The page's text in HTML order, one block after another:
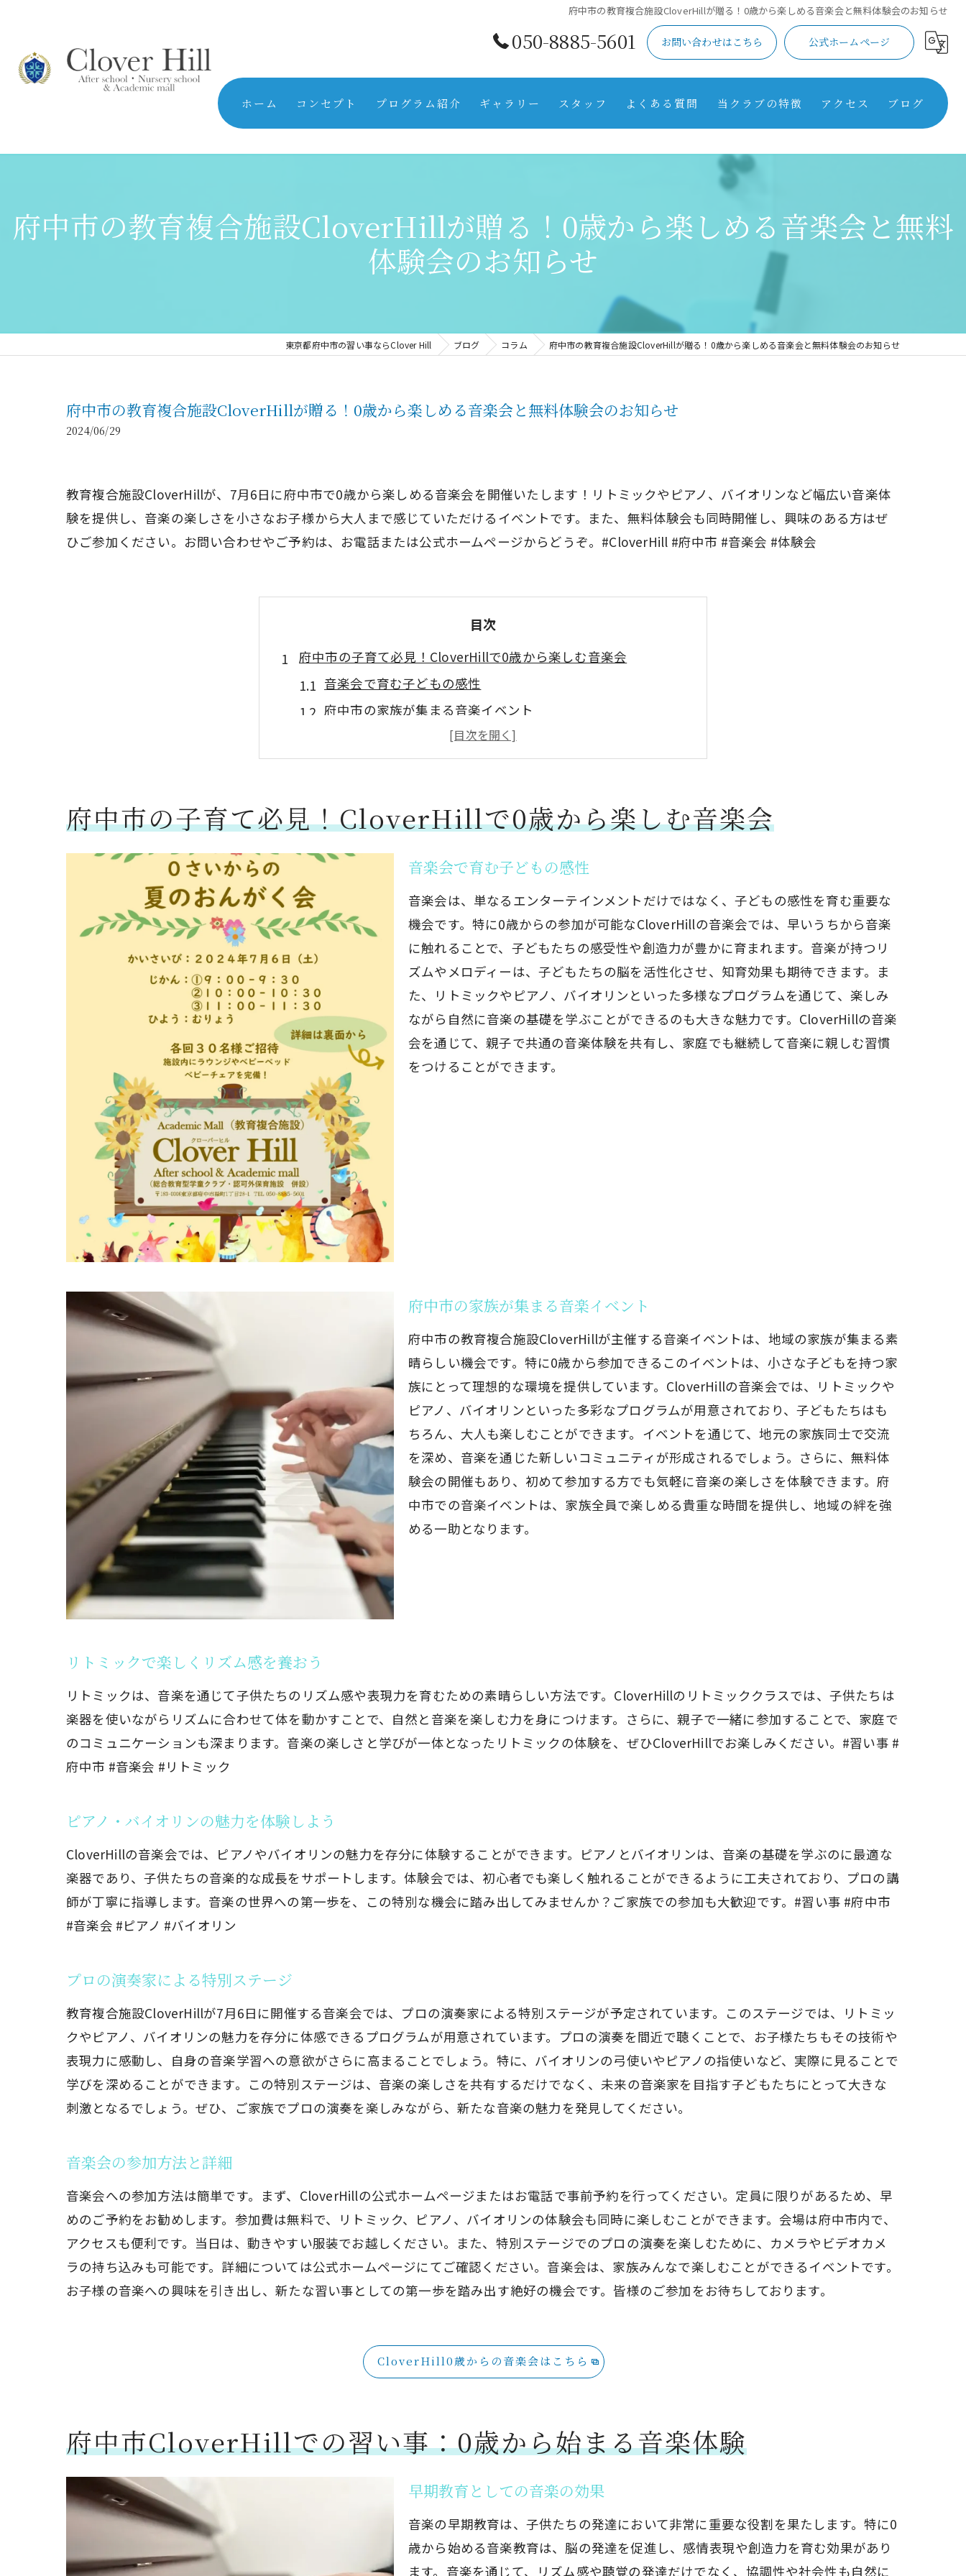
府中市の教育複合施設CloverHillが贈る！0歳から楽しめる音楽会と無料体験会のお知らせ
050-8885-5601 お問い合わせはこちら 公式ホームページ
ホーム コンセプト プログラム紹介 ギャラリー スタッフ よくある質問 当クラブの特徴
スポーツ
アクセス ブログ
府中市の教育複合施設CloverHillが贈る！0歳から楽しめる音楽会と無料
体験会のお知らせ
東京都府中市の習い事ならClover Hill ブログ コラム 府中市の教育複合施設CloverHillが贈る！0歳から楽しめる音楽会と無料体験会のお知らせ
府中市の教育複合施設CloverHillが贈る！0歳から楽しめる音楽会と無料体験会のお知らせ
2024/06/29
教育複合施設CloverHillが、7月6日に府中市で0歳から楽しめる音楽会を開催いたします！リトミックやピアノ、バイオリンなど幅広い音楽体
験を提供し、音楽の楽しさを小さなお子様から大人まで感じていただけるイベントです。また、無料体験会も同時開催し、興味のある方はぜ
ひご参加ください。お問い合わせやご予約は、お電話または公式ホームページからどうぞ。#CloverHill #府中市 #音楽会 #体験会
目次
府中市の子育て必見！CloverHillで0歳から楽しむ音楽会
音楽会で育む子どもの感性
府中市の家族が集まる音楽イベント
リトミックで楽しくリズム感を養おう
ピアノ・バイオリンの魅力を体験しよう
音楽会の参加方法と詳細
早期教育としての音楽の効果
CloverHillのリトミックプログラム
ピアノレッスンの初歩を学ぶ
バイオリンに触れる初めての機会
家族で楽しむ音楽教育
習い事を通じて広がる友達の輪
CloverHillが贈る！府中市で0歳からの音楽会と習い事体験
イベントの目玉！リトミックとその魅力
ピアノ・バイオリンを始めるベストな時期
CloverHillの講師陣紹介
無料体験会での特典
イベントスケジュールと参加方法
音楽を通じた家族の絆づくり
0歳からの音楽会！府中市CloverHillでの無料体験会のお知らせ
無料体験会の概要と目的
リトミック体験会の内容
ピアノ・バイオリンの無料レッスン
府中市からのアクセス方法
事前予約の重要性と手続き
府中市での習い事探しに！CloverHillの0歳からの音楽会
習い事としての音楽のメリット
CloverHillの特色と設備
リトミッククラスの魅力
初めてのピアノレッスン
バイオリンを始めるポイント
父母のための音楽教育相談
CloverHill開催の音楽会で府中市の子どもたちに習い事の楽しさを
音楽の楽しさを知るきっかけづくり
バイオリンの基本を学ぶ
プロフェッショナルな講師による指導
イベント参加者のレビュー
体験会で得られるもの
リトミックの楽しさを広めよう
ピアノ・バイオリンの体験内容
参加方法と予約の流れ
リトミックで学ぶリズム感
ピアノレッスンの初め方
バイオリンに挑戦する子どもたち
音楽会での楽しいプログラム
無料体験会の参加方法
府中市の子育て必見！CloverHillで0歳から楽しむ音楽会
音楽会で育む子どもの感性
音楽会は、単なるエンターテインメントだけではなく、子どもの感性を育む重要な
機会です。特に0歳からの参加が可能なCloverHillの音楽会では、早いうちから音楽
に触れることで、子どもたちの感受性や創造力が豊かに育まれます。音楽が持つリ
ズムやメロディーは、子どもたちの脳を活性化させ、知育効果も期待できます。ま
た、リトミックやピアノ、バイオリンといった多様なプログラムを通じて、楽しみ
ながら自然に音楽の基礎を学ぶことができるのも大きな魅力です。CloverHillの音楽
会を通じて、親子で共通の音楽体験を共有し、家庭でも継続して音楽に親しむ習慣
をつけることができます。
府中市の家族が集まる音楽イベント
府中市の教育複合施設CloverHillが主催する音楽イベントは、地域の家族が集まる素
晴らしい機会です。特に0歳から参加できるこのイベントは、小さな子どもを持つ家
族にとって理想的な環境を提供しています。CloverHillの音楽会では、リトミックや
ピアノ、バイオリンといった多彩なプログラムが用意されており、子どもたちはも
ちろん、大人も楽しむことができます。イベントを通じて、地元の家族同士で交流
を深め、音楽を通じた新しいコミュニティが形成されるでしょう。さらに、無料体
験会の開催もあり、初めて参加する方でも気軽に音楽の楽しさを体験できます。府
中市での音楽イベントは、家族全員で楽しめる貴重な時間を提供し、地域の絆を強
める一助となります。
リトミックで楽しくリズム感を養おう
リトミックは、音楽を通じて子供たちのリズム感や表現力を育むための素晴らしい方法です。CloverHillのリトミッククラスでは、子供たちは
楽器を使いながらリズムに合わせて体を動かすことで、自然と音楽を楽しむ力を身につけます。さらに、親子で一緒に参加することで、家庭で
のコミュニケーションも深まります。音楽の楽しさと学びが一体となったリトミックの体験を、ぜひCloverHillでお楽しみください。#習い事 #
府中市 #音楽会 #リトミック
ピアノ・バイオリンの魅力を体験しよう
CloverHillの音楽会では、ピアノやバイオリンの魅力を存分に体験することができます。ピアノとバイオリンは、音楽の基礎を学ぶのに最適な
楽器であり、子供たちの音楽的な成長をサポートします。体験会では、初心者でも楽しく触れることができるように工夫されており、プロの講
師が丁寧に指導します。音楽の世界への第一歩を、この特別な機会に踏み出してみませんか？ご家族での参加も大歓迎です。#習い事 #府中市
#音楽会 #ピアノ #バイオリン
プロの演奏家による特別ステージ
教育複合施設CloverHillが7月6日に開催する音楽会では、プロの演奏家による特別ステージが予定されています。このステージでは、リトミッ
クやピアノ、バイオリンの魅力を存分に体感できるプログラムが用意されています。プロの演奏を間近で聴くことで、お子様たちもその技術や
表現力に感動し、自身の音楽学習への意欲がさらに高まることでしょう。特に、バイオリンの弓使いやピアノの指使いなど、実際に見ることで
学びを深めることができます。この特別ステージは、音楽の楽しさを共有するだけでなく、未来の音楽家を目指す子どもたちにとって大きな
刺激となるでしょう。ぜひ、ご家族でプロの演奏を楽しみながら、新たな音楽の魅力を発見してください。
音楽会の参加方法と詳細
音楽会への参加方法は簡単です。まず、CloverHillの公式ホームページまたはお電話で事前予約を行ってください。定員に限りがあるため、早
めのご予約をお勧めします。参加費は無料で、リトミック、ピアノ、バイオリンの体験会も同時に楽しむことができます。会場は府中市内で、
アクセスも便利です。当日は、動きやすい服装でお越しください。また、特別ステージでのプロの演奏を楽しむために、カメラやビデオカメ
ラの持ち込みも可能です。詳細については公式ホームページにてご確認ください。音楽会は、家族みんなで楽しむことができるイベントです。
お子様の音楽への興味を引き出し、新たな習い事としての第一歩を踏み出す絶好の機会です。皆様のご参加をお待ちしております。
CloverHill0歳からの音楽会はこちら
府中市CloverHillでの習い事：0歳から始まる音楽体験
早期教育としての音楽の効果
音楽の早期教育は、子供たちの発達において非常に重要な役割を果たします。特に0
歳から始める音楽教育は、脳の発達を促進し、感情表現や創造力を育む効果があり
ます。音楽を通じて、リズム感や聴覚の発達だけでなく、協調性や社会性も自然に